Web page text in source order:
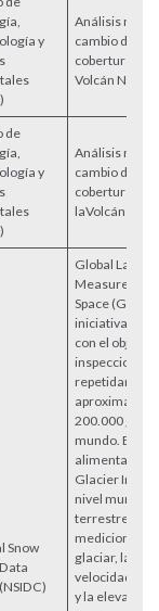
y
Análisis
cambio del
cobertura
Volcán
de
y
Análisis
cambio del
cobertura
laVolcán
Snow
Global Land
Space
iniciativa
con el
inspeccionar
200.000
mundo. El
alimentar el
Glacier
nivel mundial
terrestre,
mediciones
glaciar, la
velocidad de
y la elevación